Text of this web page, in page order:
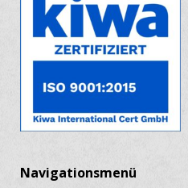
Navigationsmenü